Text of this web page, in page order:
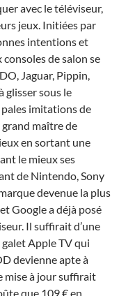
avec le téléviseur,
jeux. Initiées par
intentions et
de salon se
Jaguar, Pippin,
glisser sous le
imitations de
grand maître de
en sortant une
le mieux ses
de Nintendo, Sony
devenue la plus
Google a déjà posé
Il suffirait d’une
Apple TV qui
devienne apte à
mise à jour suffirait
que 109 € en